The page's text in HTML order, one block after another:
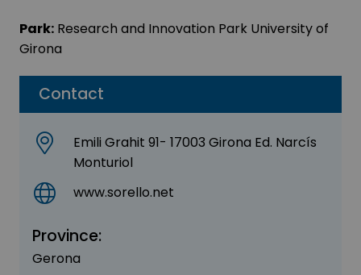
Contact
Emili Grahit 91- 17003 Girona Ed. Narcís
Monturiol
www.sorello.net
Province:
Gerona
Park: Research and Innovation Park University of
Girona